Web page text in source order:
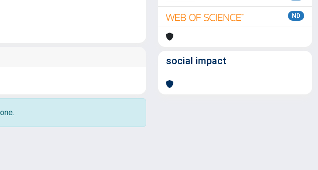
ND
social impact